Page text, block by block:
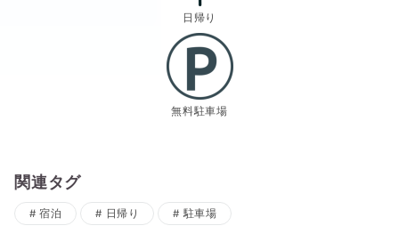
日帰り
無料駐車場
関連タグ
宿泊 日帰り 駐車場